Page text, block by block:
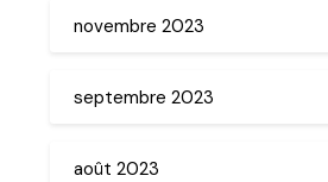
novembre 2023
septembre 2023
août 2023